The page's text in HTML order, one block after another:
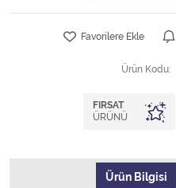
Favorilere Ekle
Ürün Kodu:
FIRSAT
ÜRÜNÜ
Ürün Bilgisi